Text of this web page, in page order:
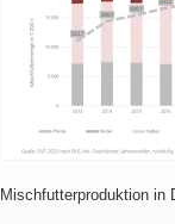
Mischfutterproduktion in